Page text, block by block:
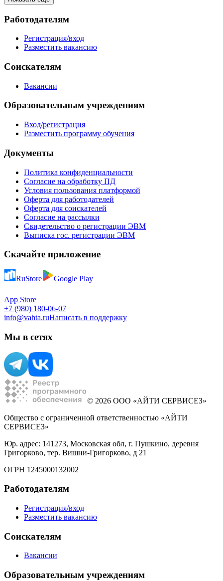
Работодателям
Регистрация/вход
Разместить вакансию
Соискателям
Вакансии
Образовательным учреждениям
Вход/регистрация
Разместить программу обучения
Документы
Политика конфиденциальности
Согласие на обработку ПД
Условия пользования платформой
Оферта для работодателей
Оферта для соискателей
Согласие на рассылки
Свидетельство о регистрации ЭВМ
Выписка гос. регистрации ЭВМ
Скачайте приложение
RuStore Google Play
App Store
+7 (980) 180-06-07
info@vahta.ruНаписать в поддержку
Мы в сетях
© 2026 ООО «АЙТИ СЕРВИСЕЗ»
Общество с ограниченной ответственностью «АЙТИ
СЕРВИСЕЗ»
Юр. адрес: 141273, Московская обл, г. Пушкино, деревня
Григорково, тер. Вишни-Григорково, д 21
ОГРН 1245000132002
Работодателям
Регистрация/вход
Разместить вакансию
Соискателям
Вакансии
Образовательным учреждениям